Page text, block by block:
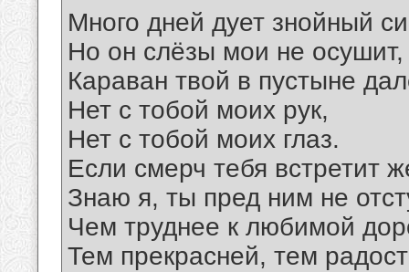
Много дней дует знойный
Но он слёзы мои не осушит,
Караван твой в пустыне
Нет с тобой моих рук,
Нет с тобой моих глаз.
Если смерч тебя встретит
Знаю я, ты пред ним не
Чем труднее к любимой
Тем прекрасней, тем